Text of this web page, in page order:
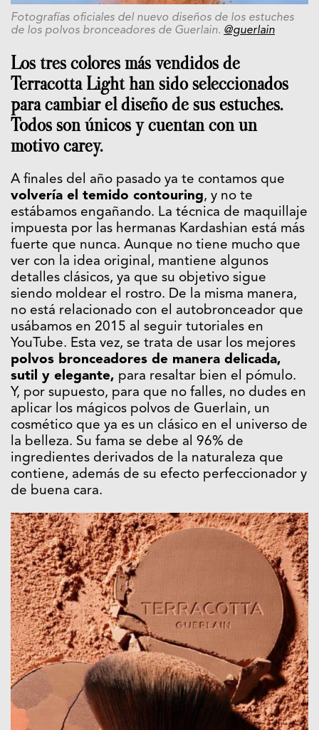
Fotografías oficiales del nuevo diseños de los estuches
de los polvos bronceadores de Guerlain. @guerlain
Los tres colores más vendidos de
Terracotta Light han sido seleccionados
para cambiar el diseño de sus estuches.
Todos son únicos y cuentan con un
motivo carey.
A finales del año pasado ya te contamos que
volvería el temido contouring, y no te
estábamos engañando. La técnica de maquillaje
impuesta por las hermanas Kardashian está más
fuerte que nunca. Aunque no tiene mucho que
ver con la idea original, mantiene algunos
detalles clásicos, ya que su objetivo sigue
siendo moldear el rostro. De la misma manera,
no está relacionado con el autobronceador que
usábamos en 2015 al seguir tutoriales en
YouTube. Esta vez, se trata de usar los mejores
polvos bronceadores de manera delicada,
sutil y elegante, para resaltar bien el pómulo.
Y, por supuesto, para que no falles, no dudes en
aplicar los mágicos polvos de Guerlain, un
cosmético que ya es un clásico en el universo de
la belleza. Su fama se debe al 96% de
ingredientes derivados de la naturaleza que
contiene, además de su efecto perfeccionador y
de buena cara.